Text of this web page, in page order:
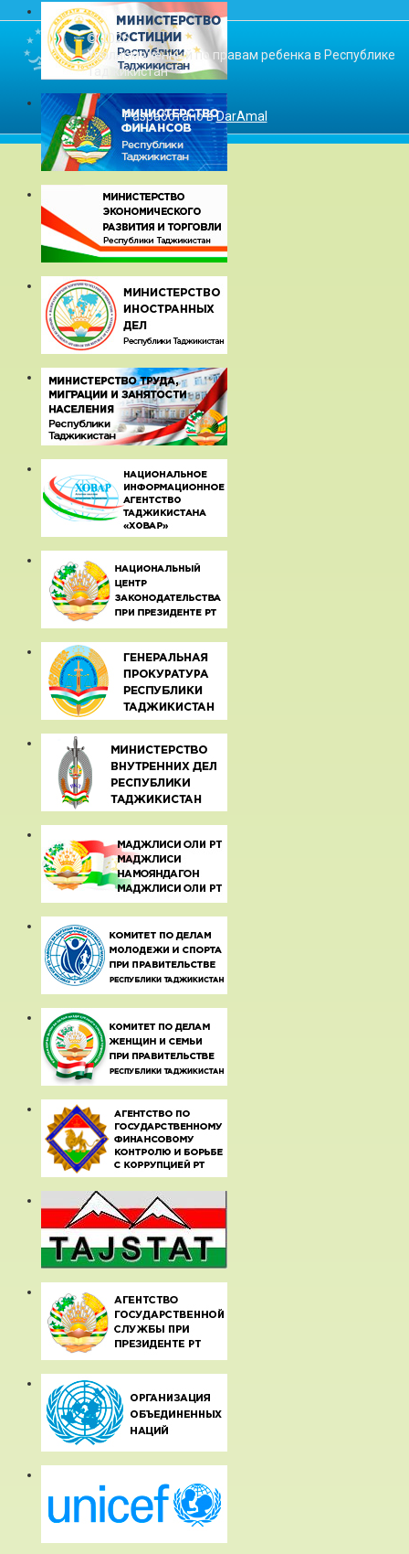
© 2026
Уполномоченный по правам ребенка в Республике
Таджикистан
Разработано вDarAmal